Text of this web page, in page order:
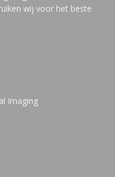
wij voor het beste
Imaging